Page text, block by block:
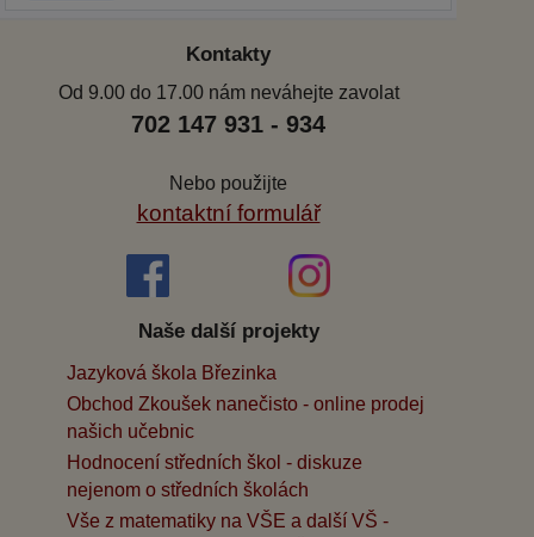
Kontakty
Od 9.00 do 17.00 nám neváhejte zavolat
702 147 931 - 934
Nebo použijte
kontaktní formulář
Naše další projekty
Jazyková škola Březinka
Obchod Zkoušek nanečisto - online prodej
našich učebnic
Hodnocení středních škol - diskuze
nejenom o středních školách
Vše z matematiky na VŠE a další VŠ -